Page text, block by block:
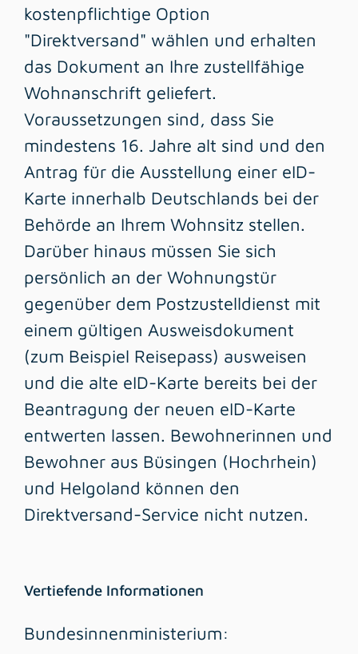
kostenpflichtige Option
"Direktversand" wählen und erhalten
das Dokument an Ihre zustellfähige
Wohnanschrift geliefert.
Voraussetzungen sind, dass Sie
mindestens 16. Jahre alt sind und den
Antrag für die Ausstellung einer eID-
Karte innerhalb Deutschlands bei der
Behörde an Ihrem Wohnsitz stellen.
Darüber hinaus müssen Sie sich
persönlich an der Wohnungstür
gegenüber dem Postzustelldienst mit
einem gültigen Ausweisdokument
(zum Beispiel Reisepass) ausweisen
und die alte eID-Karte bereits bei der
Beantragung der neuen eID-Karte
entwerten lassen. Bewohnerinnen und
Bewohner aus Büsingen (Hochrhein)
und Helgoland können den
Direktversand-Service nicht nutzen.
Vertiefende Informationen
Bundesinnenministerium: